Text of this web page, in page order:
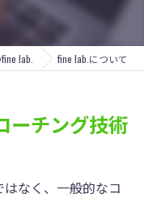
lab. fine lab.について
ーチング技術
なく、一般的なコ